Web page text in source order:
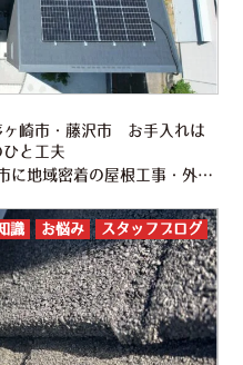
崎市・藤沢市 お手入れは
と工夫
こんにちは！ 茅ヶ崎市・藤沢市に地域密着の屋根工事・外壁塗装専門店 株式会社かなえるです！ 今年の土用の丑の日は7月26日なんですね。 うなぎ屋さんの店先にのぼりが立つのを見て「もうそんな時期か」と驚い…
識 お悩み スタッフブログ